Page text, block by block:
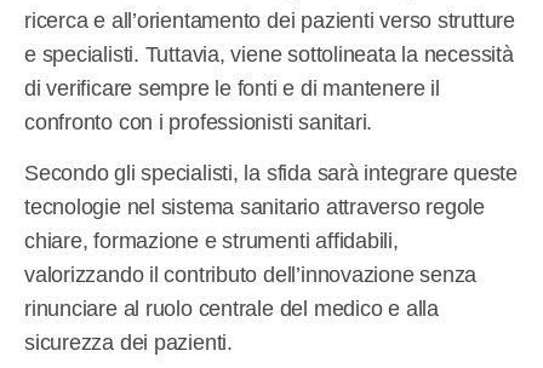
ricerca e all’orientamento dei pazienti verso strutture
e specialisti. Tuttavia, viene sottolineata la necessità
di verificare sempre le fonti e di mantenere il
confronto con i professionisti sanitari.
Secondo gli specialisti, la sfida sarà integrare queste
tecnologie nel sistema sanitario attraverso regole
chiare, formazione e strumenti affidabili,
valorizzando il contributo dell’innovazione senza
rinunciare al ruolo centrale del medico e alla
sicurezza dei pazienti.